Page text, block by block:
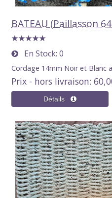
BATEAU (Paillasson
En Stock 0
Cordage 14mm Noir et Blanc
Prix - hors livraison